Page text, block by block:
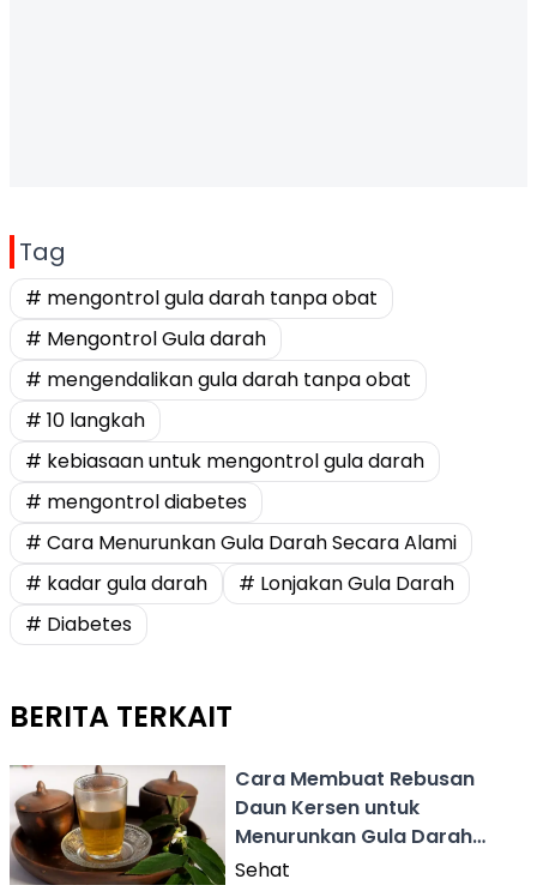
Tag
# mengontrol gula darah tanpa obat
# Mengontrol Gula darah
# mengendalikan gula darah tanpa obat
# 10 langkah
# kebiasaan untuk mengontrol gula darah
# mengontrol diabetes
# Cara Menurunkan Gula Darah Secara Alami
# kadar gula darah
# Lonjakan Gula Darah
# Diabetes
BERITA TERKAIT
Cara Membuat Rebusan
Daun Kersen untuk
Menurunkan Gula Darah
Pada Penderita Diabetes
Sehat